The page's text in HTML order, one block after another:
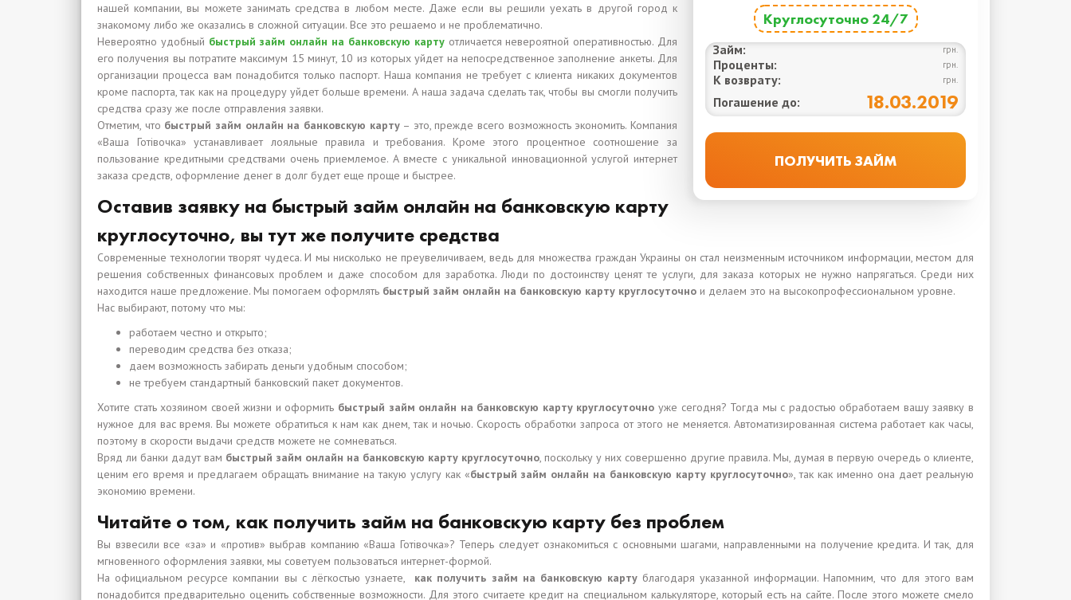
Круглосуточно 24/7
Займ: грн.
Проценты: грн.
К возврату: грн.
Погашение до: 18.03.2019
нашей компании, вы можете занимать средства в любом месте. Даже если вы решили уехать в другой город к
знакомому либо же оказались в сложной ситуации. Все это решаемо и не проблематично.
Невероятно удобный быстрый займ онлайн на банковскую картуотличается невероятной оперативностью. Для
его получения вы потратите максимум 15 минут, 10 из которых уйдет на непосредственное заполнение анкеты. Для
организации процесса вам понадобится только паспорт. Наша компания не требует с клиента никаких документов
кроме паспорта, так как на процедуру уйдет больше времени. А наша задача сделать так, чтобы вы смогли получить
средства сразу же после отправления заявки.
Отметим, что быстрый займ онлайн на банковскую карту– это, прежде всего возможность экономить. Компания
«Ваша Готівочка» устанавливает лояльные правила и требования. Кроме этого процентное соотношение за
пользование кредитными средствами очень приемлемое. А вместе с уникальной инновационной услугой интернет
заказа средств, оформление денег в долг будет еще проще и быстрее.
Оставив заявку на быстрый займ онлайн на банковскую карту
круглосуточно, вы тут же получите средства
Современные технологии творят чудеса. И мы нисколько не преувеличиваем, ведь для множества граждан Украины он стал неизменным источником информации, местом для
решения собственных финансовых проблем и даже способом для заработка. Люди по достоинству ценят те услуги, для заказа которых не нужно напрягаться. Среди них
находится наше предложение. Мы помогаем оформлять быстрый займ онлайн на банковскую карту круглосуточно и делаем это на высокопрофессиональном уровне.
Нас выбирают, потому что мы:
работаем честно и открыто;
переводим средства без отказа;
даем возможность забирать деньги удобным способом;
не требуем стандартный банковский пакет документов.
Хотите стать хозяином своей жизни и оформить быстрый займ онлайн на банковскую карту круглосуточно уже сегодня? Тогда мы с радостью обработаем вашу заявку в
нужное для вас время. Вы можете обратиться к нам как днем, так и ночью. Скорость обработки запроса от этого не меняется. Автоматизированная система работает как часы,
поэтому в скорости выдачи средств можете не сомневаться.
Вряд ли банки дадут вам быстрый займ онлайн на банковскую карту круглосуточно, поскольку у них совершенно другие правила. Мы, думая в первую очередь о клиенте,
ценим его время и предлагаем обращать внимание на такую услугу как «быстрый займ онлайн на банковскую карту круглосуточно», так как именно она дает реальную
экономию времени.
Читайте о том, как получить займ на банковскую карту без проблем
Вы взвесили все «за» и «против» выбрав компанию «Ваша Готівочка»? Теперь следует ознакомиться с основными шагами, направленными на получение кредита. И так, для
мгновенного оформления заявки, мы советуем пользоваться интернет-формой.
На официальном ресурсе компании вы с лёгкостью узнаете, как получить займ на банковскую картублагодаря указанной информации. Напомним, что для этого вам
понадобится предварительно оценить собственные возможности. Для этого считаете кредит на специальном калькуляторе, который есть на сайте. После этого можете смело